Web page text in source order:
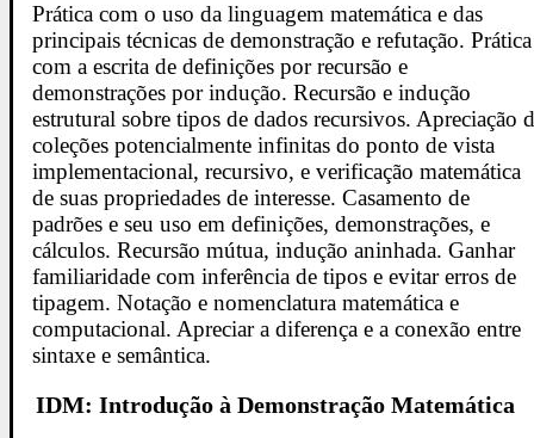
Prática com o uso da linguagem matemática e das
principais técnicas de demonstração e refutação. Prática
com a escrita de definições por recursão e
demonstrações por indução. Recursão e indução
estrutural sobre tipos de dados recursivos. Apreciação
coleções potencialmente infinitas do ponto de vista
implementacional, recursivo, e verificação matemática
de suas propriedades de interesse. Casamento de
padrões e seu uso em definições, demonstrações, e
cálculos. Recursão mútua, indução aninhada. Ganhar
familiaridade com inferência de tipos e evitar erros de
tipagem. Notação e nomenclatura matemática e
computacional. Apreciar a diferença e a conexão entre
sintaxe e semântica.
IDM: Introdução à Demonstração Matemática